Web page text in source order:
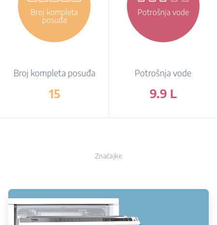
Broj kompleta
posuđa
Broj kompleta posuđa
15
Potrošnja vode
Potrošnja vode
9.9 L
Značajke